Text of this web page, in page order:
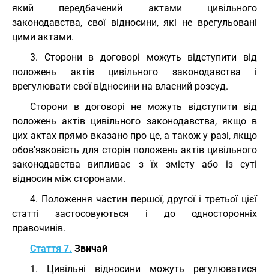
який передбачений актами цивільного
законодавства, свої відносини, які не врегульовані
цими актами.
3. Сторони в договорі можуть відступити від
положень актів цивільного законодавства і
врегулювати свої відносини на власний розсуд.
Сторони в договорі не можуть відступити від
положень актів цивільного законодавства, якщо в
цих актах прямо вказано про це, а також у разі, якщо
обов'язковість для сторін положень актів цивільного
законодавства випливає з їх змісту або із суті
відносин між сторонами.
4. Положення частин першої, другої і третьої цієї
статті застосовуються і до односторонніх
правочинів.
Стаття 7. Звичай
1. Цивільні відносини можуть регулюватися